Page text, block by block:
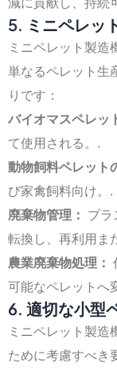
5. ミニペレッ
ミニペレット製造
単なるペレット生
りです：
バイオマスペレッ
て使用される。.
動物飼料ペレット
び家禽飼料向け。.
廃棄物管理：
プラ
転換し、再利用ま
農業廃棄物処理：
可能なペレットへ
6. 適切な小型
ミニペレット製造
ために考慮すべき